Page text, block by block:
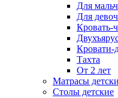
Для
Для
Кровать-
Кровати-
Тахта
От 2 лет
Матрасы
Столы детские